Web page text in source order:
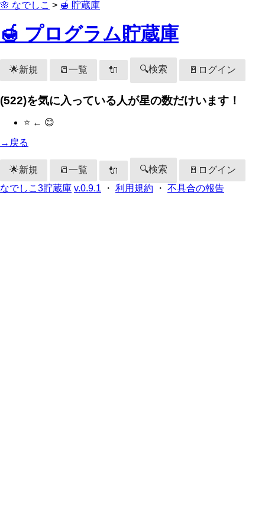
🌸 なでしこ > 🍯 貯蔵庫
🍯 プログラム貯蔵庫
🌟新規 📒一覧 🔌 🔍検索 🚪ログイン
(522)を気に入っている人が星の数だけいます！
⭐ ← 😊
→戻る
🌟新規 📒一覧 🔌 🔍検索
🚪ログイン
なでしこ3貯蔵庫 v.0.9.1 ・ 利用規約 ・ 不具合の報告